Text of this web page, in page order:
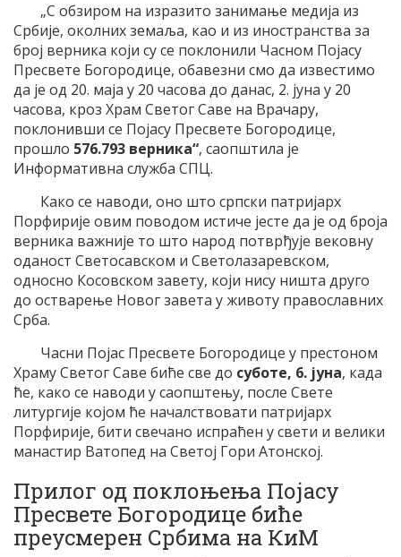
„С обзиром на изразито занимање медија из
Србије, околних земаља, као и из иностранства за
број верника који су се поклонили Часном Појасу
Пресвете Богородице, обавезни смо да известимо
да је од 20. маја у 20 часова до данас, 2. јуна у 20
часова, кроз Храм Светог Саве на Врачару,
поклонивши се Појасу Пресвете Богородице,
прошло 576.793 верника“, саопштила је
Информативна служба СПЦ.
Како се наводи, оно што српски патријарх
Порфирије овим поводом истиче јесте да је од броја
верника важније то што народ потврђује вековну
оданост Светосавском и Светолазаревском,
односно Косовском завету, који нису ништа друго
до остварење Новог завета у животу православних
Срба.
Часни Појас Пресвете Богородице у престоном
Храму Светог Саве биће све до суботе, 6. јуна, када
ће, како се наводи у саопштењу, после Свете
литургије којом ће началствовати патријарх
Порфирије, бити свечано испраћен у свети и велики
манастир Ватопед на Светој Гори Атонској.
Прилог од поклоњења Појасу
Пресвете Богородице биће
преусмерен Србима на КиМ